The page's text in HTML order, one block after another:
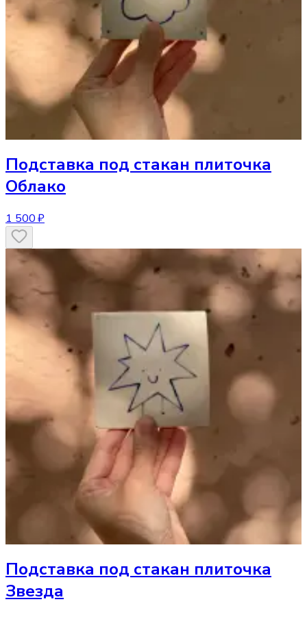
Подставка под стакан плиточка
Облако
1 500 ₽
Подставка под стакан плиточка
Звезда